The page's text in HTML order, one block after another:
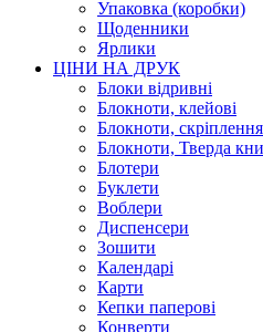
Упаковка (коробки)
Щоденники
Ярлики
ЦІНИ НА ДРУК
Блоки відривні
Блокноти, клейові
Блокноти,
Блокноти, Тверда
Блотери
Буклети
Воблери
Диспенсери
Зошити
Календарі
Карти
Кепки паперові
Конверти